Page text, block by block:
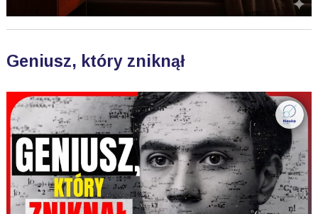
Geniusz, który zniknął